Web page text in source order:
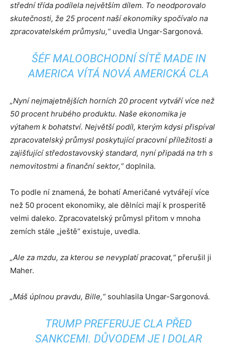
střední třída podílela největším dílem. To neodporovalo
skutečnosti, že 25 procent naší ekonomiky spočívalo na
zpracovatelském průmyslu,“uvedla Ungar-Sargonová.
ŠÉF MALOOBCHODNÍ SÍTĚ MADE IN
AMERICA VÍTÁ NOVÁ AMERICKÁ CLA
„Nyní nejmajetnějších horních 20 procent vytváří více než
50 procent hrubého produktu. Naše ekonomika je
výtahem k bohatství. Největší podíl, kterým kdysi přispíval
zpracovatelský průmysl poskytující pracovní příležitosti a
zajišťující středostavovský standard, nyní připadá na trh s
nemovitostmi a finanční sektor,“doplnila.
To podle ní znamená, že bohatí Američané vytvářejí více
než 50 procent ekonomiky, ale dělníci mají k prosperitě
velmi daleko. Zpracovatelský průmysl přitom v mnoha
zemích stále „ještě“ existuje, uvedla.
„Ale za mzdu, za kterou se nevyplatí pracovat,“přerušil ji
Maher.
„Máš úplnou pravdu, Bille,“souhlasila Ungar-Sargonová.
TRUMP PREFERUJE CLA PŘED
SANKCEMI. DŮVODEM JE I DOLAR